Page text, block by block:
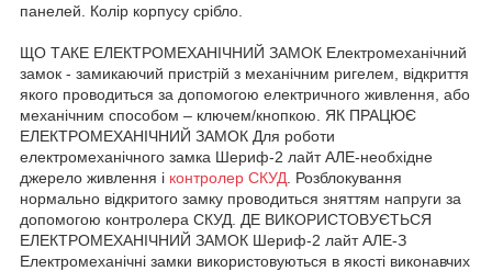
панелей. Колір корпусу срібло.
ЩО ТАКЕ ЕЛЕКТРОМЕХАНІЧНИЙ ЗАМОК Електромеханічний
замок - замикаючий пристрій з механічним ригелем, відкриття
якого проводиться за допомогою електричного живлення, або
механічним способом – ключем/кнопкою. ЯК ПРАЦЮЄ
ЕЛЕКТРОМЕХАНІЧНИЙ ЗАМОК Для роботи
електромеханічного замка Шериф-2 лайт АЛЕ-необхідне
джерело живлення і контролер СКУД . Розблокування
нормально відкритого замку проводиться зняттям напруги за
допомогою контролера СКУД. ДЕ ВИКОРИСТОВУЄТЬСЯ
ЕЛЕКТРОМЕХАНІЧНИЙ ЗАМОК Шериф-2 лайт АЛЕ-З
Електромеханічні замки використовуються в якості виконавчих